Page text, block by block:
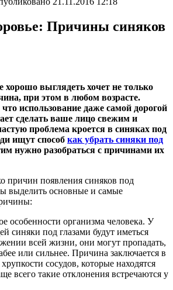
Причины синяков
выглядеть хочет не только
при этом в любом возрасте.
использование даже самой дорогой
сделать ваше лицо свежим и
проблема кроется в синяках под
ищут способ как убрать синяки под
нужно разобраться с причинами их
причин появления синяков под
выделить основные и самые
особенности организма человека. У
синяки под глазами будут иметься
всей жизни, они могут пропадать,
или сильнее. Причина заключается в
сосудов, которые находятся
всего такие отклонения встречаются у